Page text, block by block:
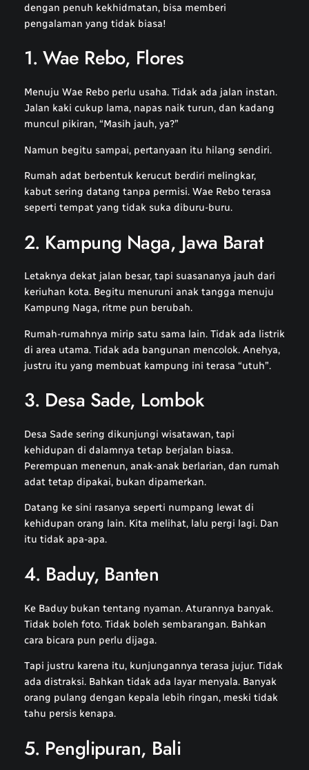
dengan penuh kekhidmatan, bisa memberi
pengalaman yang tidak biasa!
1. Wae Rebo, Flores
Menuju Wae Rebo perlu usaha. Tidak ada jalan instan.
Jalan kaki cukup lama, napas naik turun, dan kadang
muncul pikiran, “Masih jauh, ya?”
Namun begitu sampai, pertanyaan itu hilang sendiri.
Rumah adat berbentuk kerucut berdiri melingkar,
kabut sering datang tanpa permisi. Wae Rebo terasa
seperti tempat yang tidak suka diburu-buru.
2. Kampung Naga, Jawa Barat
Letaknya dekat jalan besar, tapi suasananya jauh dari
keriuhan kota. Begitu menuruni anak tangga menuju
Kampung Naga, ritme pun berubah.
Rumah-rumahnya mirip satu sama lain. Tidak ada listrik
di area utama. Tidak ada bangunan mencolok. Anehya,
justru itu yang membuat kampung ini terasa “utuh”.
3. Desa Sade, Lombok
Desa Sade sering dikunjungi wisatawan, tapi
kehidupan di dalamnya tetap berjalan biasa.
Perempuan menenun, anak-anak berlarian, dan rumah
adat tetap dipakai, bukan dipamerkan.
Datang ke sini rasanya seperti numpang lewat di
kehidupan orang lain. Kita melihat, lalu pergi lagi. Dan
itu tidak apa-apa.
4. Baduy, Banten
Ke Baduy bukan tentang nyaman. Aturannya banyak.
Tidak boleh foto. Tidak boleh sembarangan. Bahkan
cara bicara pun perlu dijaga.
Tapi justru karena itu, kunjungannya terasa jujur. Tidak
ada distraksi. Bahkan tidak ada layar menyala. Banyak
orang pulang dengan kepala lebih ringan, meski tidak
tahu persis kenapa.
5. Penglipuran, Bali